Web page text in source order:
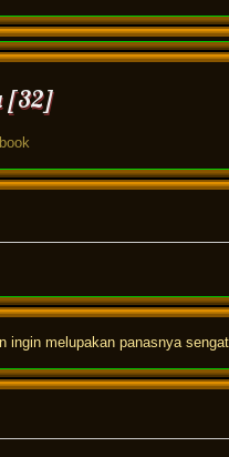
[32]
melupakan panasnya